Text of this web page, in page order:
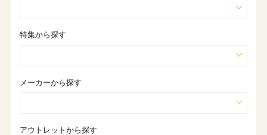
特集から探す
メーカーから探す
アウトレットから探す